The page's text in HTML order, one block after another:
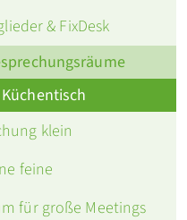
& FixDesk
klein
feine
für große Meetings